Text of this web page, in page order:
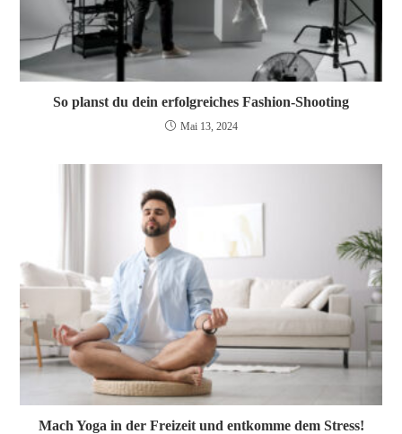
So planst du dein erfolgreiches Fashion-Shooting
Mai 13, 2024
Mach Yoga in der Freizeit und entkomme dem Stress!